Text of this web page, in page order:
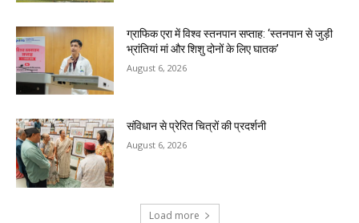
ग्राफिक एरा में विश्व स्तनपान सप्ताह: ‘स्तनपान से जुड़ी
भ्रांतियां मां और शिशु दोनों के लिए घातक’
August 6, 2026
संविधान से प्रेरित चित्रों की प्रदर्शनी
August 6, 2026
Load more